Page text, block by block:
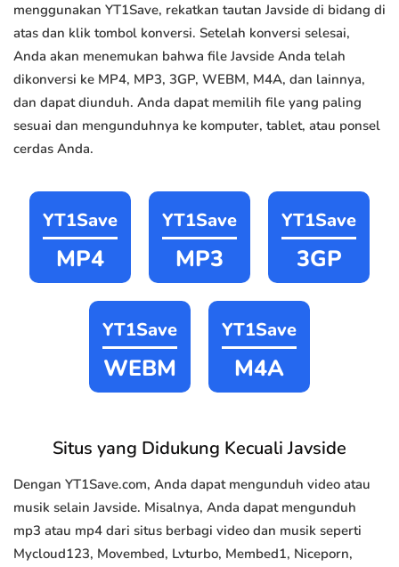
menggunakan YT1Save, rekatkan tautan Javside di bidang di
atas dan klik tombol konversi. Setelah konversi selesai,
Anda akan menemukan bahwa file Javside Anda telah
dikonversi ke MP4, MP3, 3GP, WEBM, M4A, dan lainnya,
dan dapat diunduh. Anda dapat memilih file yang paling
sesuai dan mengunduhnya ke komputer, tablet, atau ponsel
cerdas Anda.
YT1Save
MP4
YT1Save
MP3
YT1Save
3GP
YT1Save
WEBM
YT1Save
M4A
Situs yang Didukung Kecuali Javside
Dengan YT1Save.com, Anda dapat mengunduh video atau
musik selain Javside. Misalnya, Anda dapat mengunduh
mp3 atau mp4 dari situs berbagi video dan musik seperti
Mycloud123, Movembed, Lvturbo, Membed1, Niceporn,